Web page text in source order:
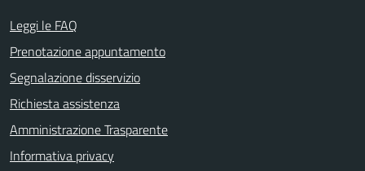
Leggi le FAQ
Prenotazione appuntamento
Segnalazione disservizio
Richiesta assistenza
Amministrazione Trasparente
Informativa privacy